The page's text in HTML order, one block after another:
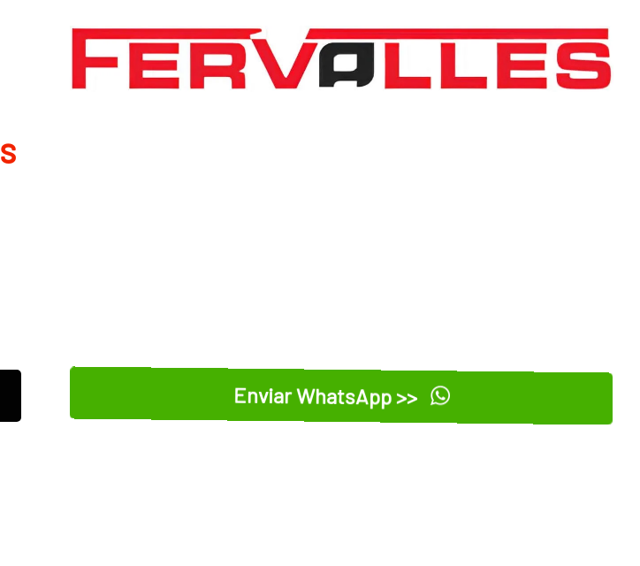
Enviar WhatsApp >>